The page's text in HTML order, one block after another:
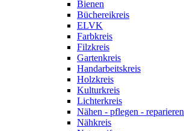
Bienen
Büchereikreis
ELVK
Farbkreis
Filzkreis
Gartenkreis
Handarbeitskreis
Holzkreis
Kulturkreis
Lichterkreis
Nähen - pflegen - reparieren
Nähkreis